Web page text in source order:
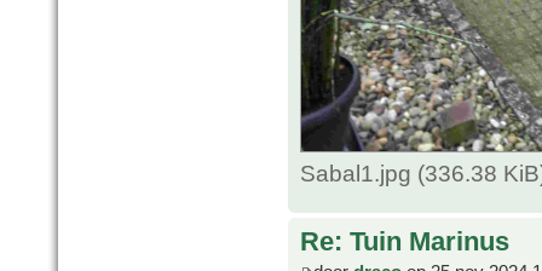
Sabal1.jpg (336.38
Re: Tuin Marinus